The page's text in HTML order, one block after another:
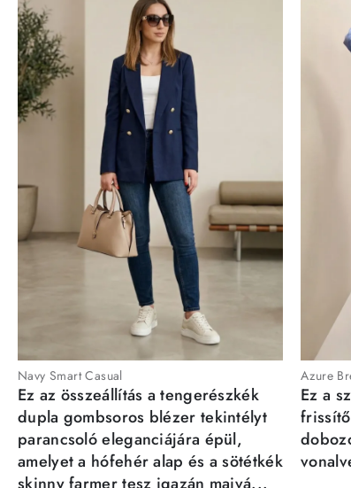
Navy Smart Casual
Ez az összeállítás a tengerészkék
dupla gombsoros blézer tekintélyt
parancsoló eleganciájára épül,
amelyet a hófehér alap és a sötétkék
Azure
Ez a